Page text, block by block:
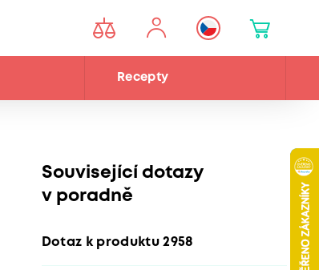
Recepty
Související dotazy
v poradně
Dotaz k produktu 2958